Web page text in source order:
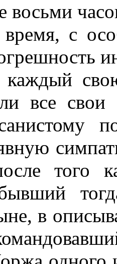
восьми
с
каждый
все
того
в